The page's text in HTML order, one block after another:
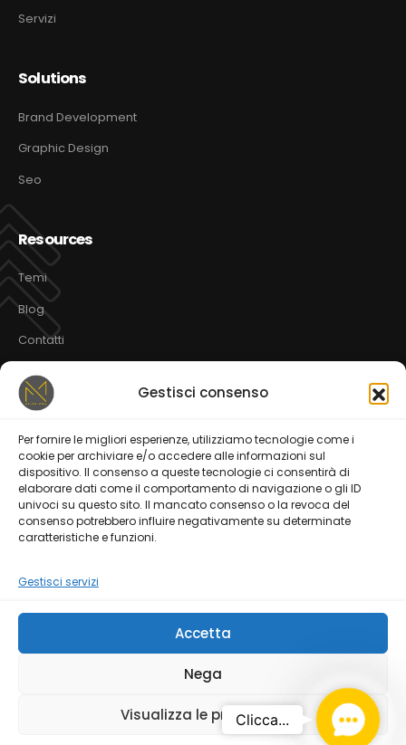
Gestisci consenso
Per fornire le migliori esperienze, utilizziamo tecnologie come i
cookie per archiviare e/o accedere alle informazioni sul
dispositivo. Il consenso a queste tecnologie ci consentirà di
elaborare dati come il comportamento di navigazione o gli ID
univoci su questo sito. Il mancato consenso o la revoca del
consenso potrebbero influire negativamente su determinate
caratteristiche e funzioni.
Gestisci servizi
Accetta
Nega
Visualizza le preferenze
Servizi
Solutions
Brand Development
Graphic Design
Seo
Resources
Temi
Blog
Contatti
Servizi
Web Design CMS | TEMI SEO
Social Media Marketing E-commerce Strategies
Mobile Applications Spot Pubblicitari
© 2024 fai1click srls | P.iva: 10599861217
Contact
Clicca...